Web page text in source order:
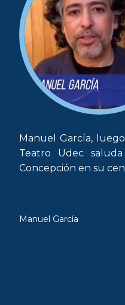
Manuel García,
Teatro Udec
Concepción en su
Manuel García